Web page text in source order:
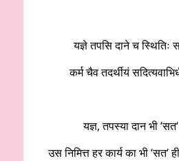
यज्ञे तपसि दाने च स्थितिः
कर्म चैव तदर्थीयं
यज्ञ, तपस्या दान भी
उस निमित्त हर कार्य का भी